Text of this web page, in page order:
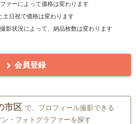
ァーによって価格は変わります
日祝で価格は変わります
影状況によって、納品枚数は変わります
会員登録
市区 で、プロフィール撮影できる
・フォトグラファーを探す